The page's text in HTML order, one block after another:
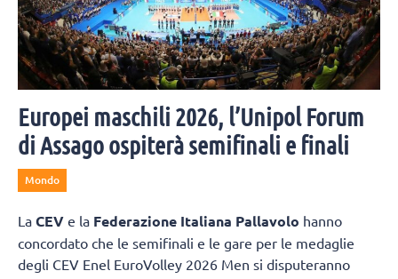
Europei maschili 2026, l’Unipol Forum
di Assago ospiterà semifinali e finali
Mondo
La CEV e la Federazione Italiana Pallavolo hanno
concordato che le semifinali e le gare per le medaglie
degli CEV Enel EuroVolley 2026 Men si disputeranno